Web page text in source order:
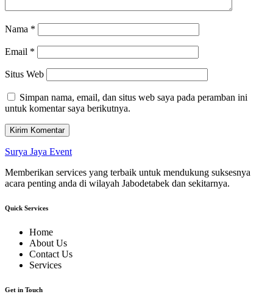
Nama *
Email *
Situs Web
Simpan nama, email, dan situs web saya pada peramban ini
untuk komentar saya berikutnya.
Surya Jaya Event
Memberikan services yang terbaik untuk mendukung suksesnya
acara penting anda di wilayah Jabodetabek dan sekitarnya.
Quick Services
Home
About Us
Contact Us
Services
Get in Touch